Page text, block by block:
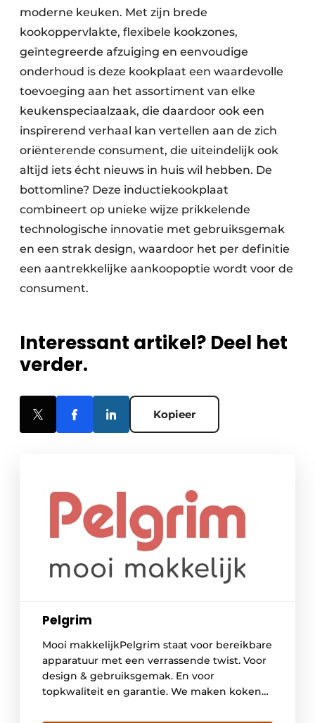
moderne keuken. Met zijn brede
kookoppervlakte, flexibele kookzones,
geïntegreerde afzuiging en eenvoudige
onderhoud is deze kookplaat een waardevolle
toevoeging aan het assortiment van elke
keukenspeciaalzaak, die daardoor ook een
inspirerend verhaal kan vertellen aan de zich
oriënterende consument, die uiteindelijk ook
altijd iets écht nieuws in huis wil hebben. De
bottomline? Deze inductiekookplaat
combineert op unieke wijze prikkelende
technologische innovatie met gebruiksgemak
en een strak design, waardoor het per definitie
een aantrekkelijke aankoopoptie wordt voor de
consument.
Interessant artikel? Deel het
verder.
Kopieer
Pelgrim
Mooi makkelijkPelgrim staat voor bereikbare
apparatuur met een verrassende twist. Voor
design & gebruiksgemak. En voor
topkwaliteit en garantie. We maken koken